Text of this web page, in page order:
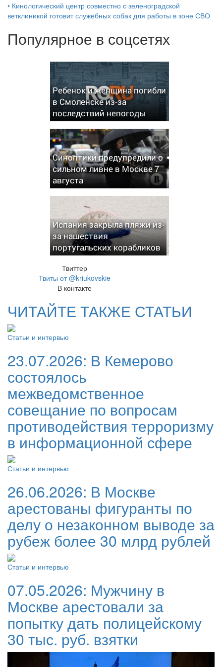
• Кинологический центр совместно с зеленоградской
ветклиникой готовит служебных собак для работы в зоне СВО
Популярное в соцсетях
Ребенок и женщина погибли
в Смоленске из-за
последствий непогоды
Синоптики предупредили о
сильном ливне в Москве 7
августа
Испания закрыла пляжи из-
за нашествия
португальских корабликов
Твиттер
Твиты от @kriukovskie
В контакте
ЧИТАЙТЕ ТАКЖЕ СТАТЬИ
Статьи и интервью
23.07.2026: В Кемерово
состоялось
межведомственное
совещание по вопросам
противодействия терроризму
в информационной сфере
Статьи и интервью
26.06.2026: В Москве
арестованы фигуранты по
делу о незаконном выводе за
рубеж более 30 млрд рублей
Статьи и интервью
07.05.2026: Мужчину в
Москве арестовали за
попытку дать полицейскому
30 тыс. руб. взятки